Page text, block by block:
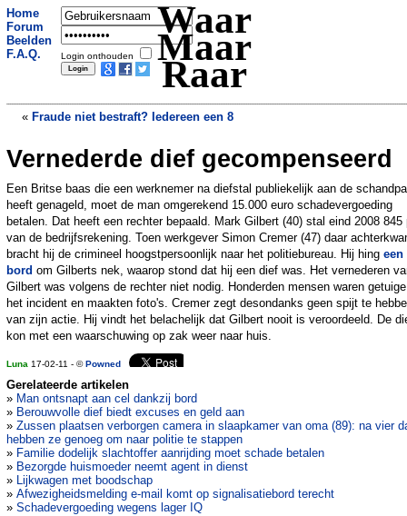
Home
Forum
Beelden
F.A.Q.
Login onthouden
Waar
Maar
Raar
« Fraude niet bestraft? Iedereen een 8
Tegoedbon voor dode kale poes»
Vernederde dief gecompenseerd
Een Britse baas die een werknemer na diefstal publiekelijk aan de
heeft genageld, moet de man omgerekend 15.000 euro schadevergoeding
betalen. Dat heeft een rechter bepaald. Mark Gilbert (40) stal eind 2008 845
van de bedrijfsrekening. Toen werkgever Simon Cremer (47) daar
bracht hij de crimineel hoogstpersoonlijk naar het politiebureau. Hij hing een
bord om Gilberts nek, waarop stond dat hij een dief was. Het vernederen
Gilbert was volgens de rechter niet nodig. Honderden mensen waren
het incident en maakten foto's. Cremer zegt desondanks geen spijt te
van zijn actie. Hij vindt het belachelijk dat Gilbert nooit is veroordeeld. De
kon met een waarschuwing op zak weer naar huis.
Luna 17-02-11 - ©Powned
Gerelateerde artikelen
» Man ontsnapt aan cel dankzij bord
» Berouwvolle dief biedt excuses en geld aan
» Zussen plaatsen verborgen camera in slaapkamer van oma (89): na vier
hebben ze genoeg om naar politie te stappen
» Familie dodelijk slachtoffer aanrijding moet schade betalen
» Bezorgde huismoeder neemt agent in dienst
» Lijkwagen met boodschap
» Afwezigheidsmelding e-mail komt op signalisatiebord terecht
» Schadevergoeding wegens lager IQ